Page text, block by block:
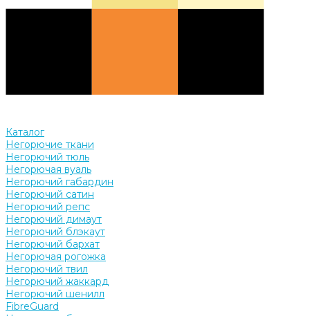
Каталог
Негорючие ткани
Негорючий тюль
Негорючая вуаль
Негорючий габардин
Негорючий сатин
Негорючий репс
Негорючий димаут
Негорючий блэкаут
Негорючий бархат
Негорючая рогожка
Негорючий твил
Негорючий жаккард
Негорючий шенилл
FibreGuard